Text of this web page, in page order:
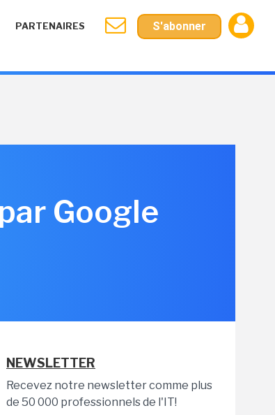
PARTENAIRES S'abonner
Google
NEWSLETTER
Recevez notre newsletter comme plus
de 50 000 professionnels de l'IT!